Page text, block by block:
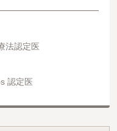
法認定医
認定医